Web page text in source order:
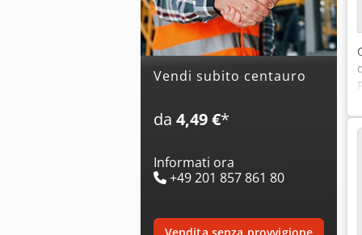
Vendi subito centauro
da 4,49 €*
Informati ora
+49 201 857 861 80